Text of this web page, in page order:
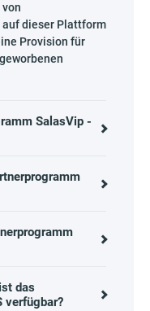
auf dieser Plattform
Provision für
SalasVip -
das
verfügbar?